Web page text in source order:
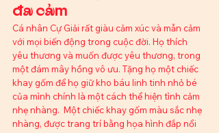
đa cảm
Cá nhân Cự Giải rất giàu cảm xúc và mẫn cảm
với mọi biến động trong cuộc đời. Họ thích
yêu thương và muốn được yêu thương, trong
một đám mây hồng vô ưu. Tặng họ một chiếc
khay gốm để họ giữ kho báu linh tinh nhỏ bé
của mình chính là một cách thể hiện tình cảm
nhẹ nhàng.  Một chiếc khay gốm màu sắc nhẹ
nhàng, được trang trí bằng họa hình đắp nổi